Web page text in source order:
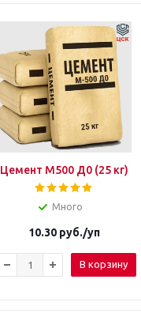
Цемент М500 Д0 (25 кг)
Много
10.30 руб./уп
В корзину